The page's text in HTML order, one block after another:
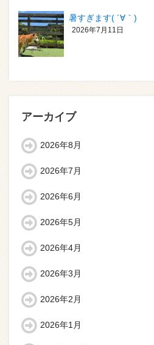
暑すぎます( ´∀｀)
2026年7月11日
アーカイブ
2026年8月
2026年7月
2026年6月
2026年5月
2026年4月
2026年3月
2026年2月
2026年1月